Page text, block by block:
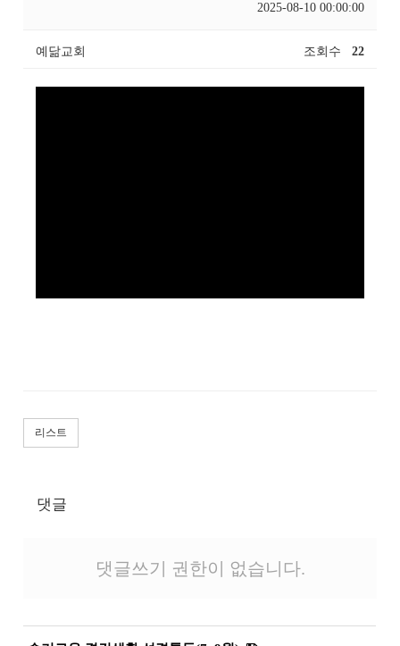
2025-08-10 00:00:00
예닮교회 조회수 22
리스트
댓글
댓글쓰기 권한이 없습니다.